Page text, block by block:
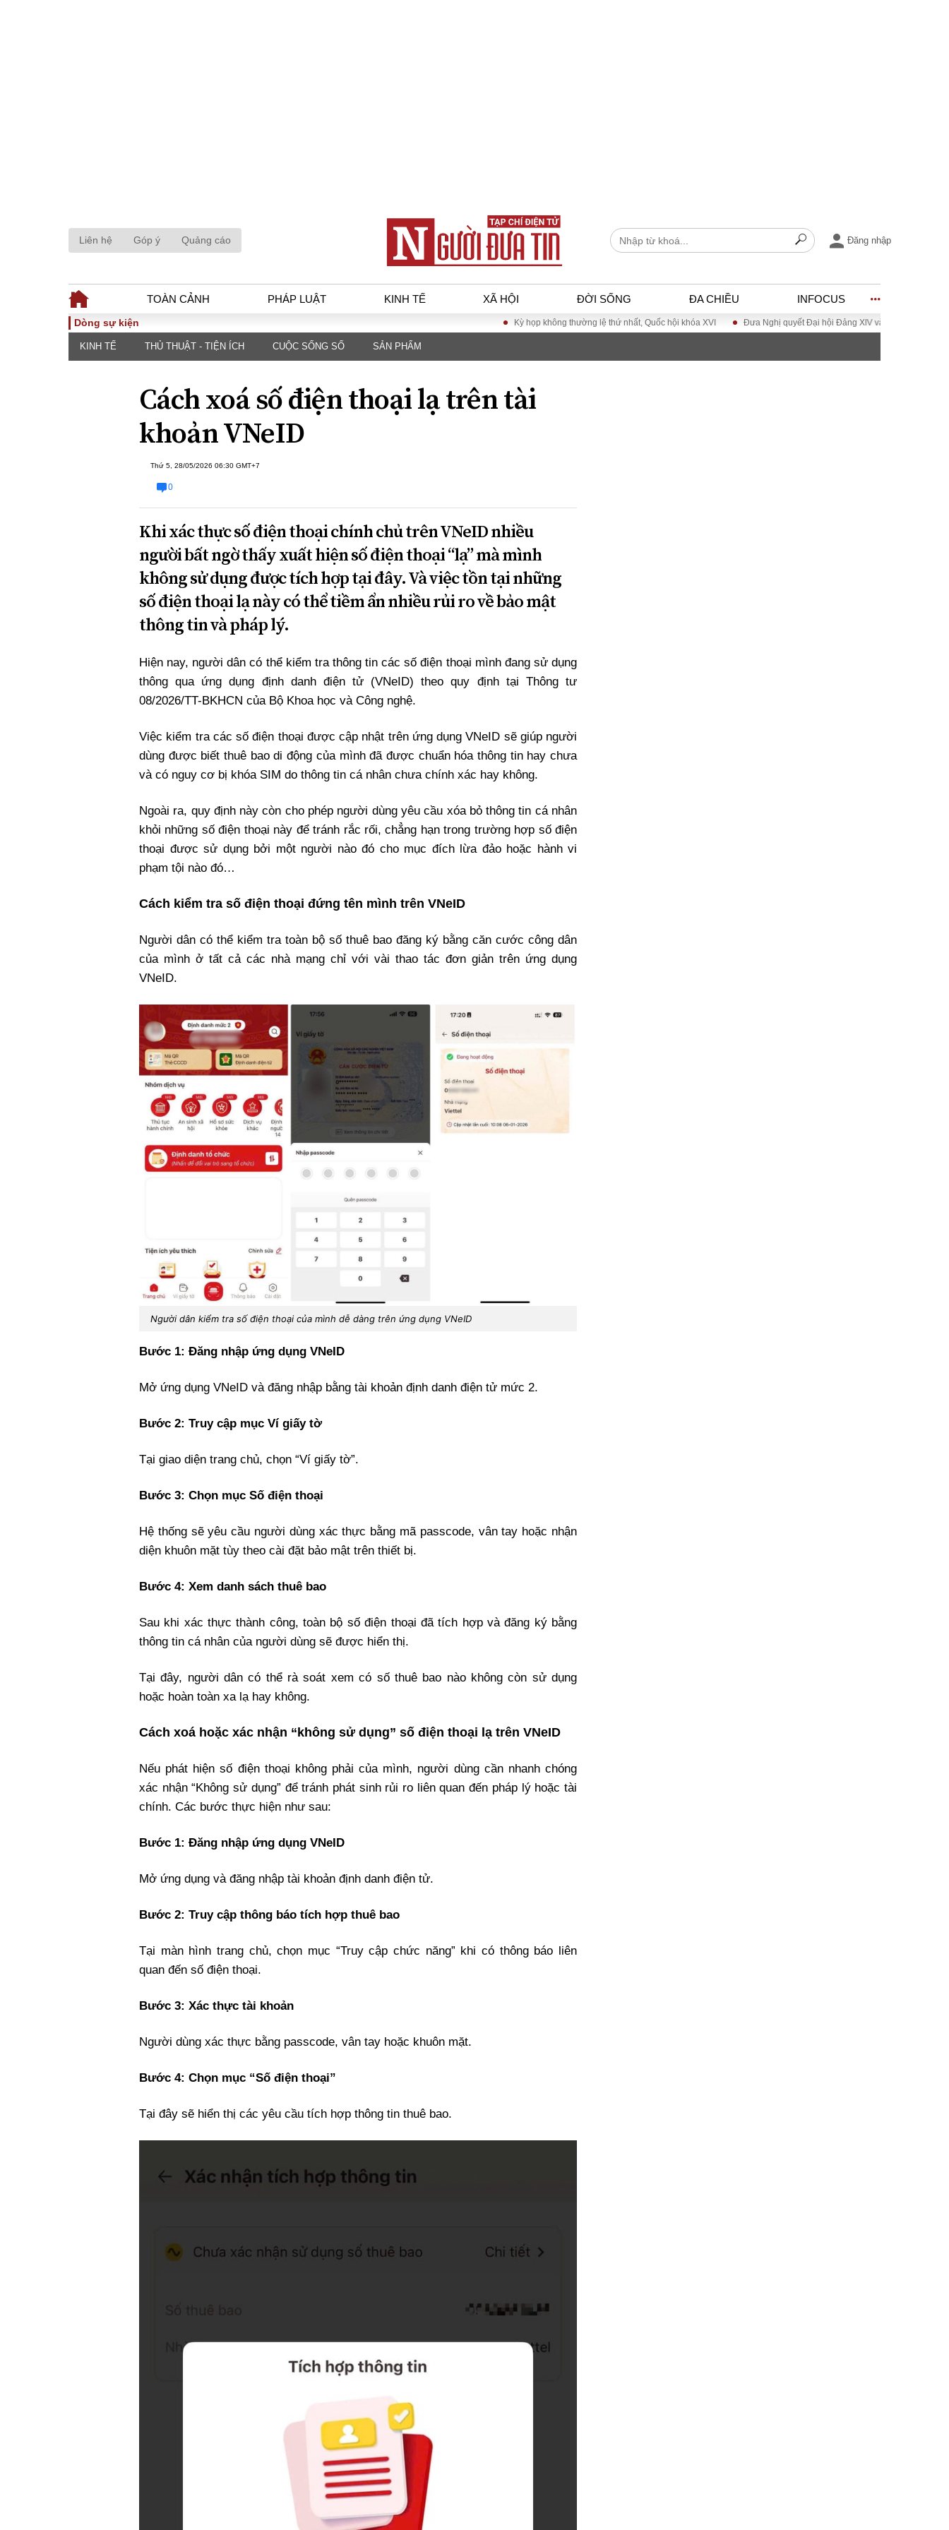
Liên hệ Góp ý Quảng cáo Đăng nhập
TOÀN CẢNH PHÁP LUẬT KINH TẾ XÃ HỘI ĐỜI SỐNG ĐA CHIỀU INFOCUS
TOÀN CẢNH
Chính sách
Đối thoại
PHÁP LUẬT
luật
Góc nhìn luật gia
Hồ sơ điều tra
Tài chính - Ngân
hàng
luận
Công nghệ
ĐA CHIỀU
Quan điểm
Bạn đọc viết
INFOCUS
Dòng sự kiện Kỳ họp không thường lệ thứ nhất, Quốc hội khóa XVI Đưa Nghị quyết Đại hội Đảng XIV vào cuộc sống
KINH TẾ THỦ THUẬT - TIỆN ÍCH CUỘC SỐNG SỐ SẢN PHẨM
Cách xoá số điện thoại lạ trên tài
khoản VNeID
Thứ 5, 28/05/2026 06:30 GMT+7
0
Khi xác thực số điện thoại chính chủ trên VNeID nhiều
người bất ngờ thấy xuất hiện số điện thoại “lạ” mà mình
không sử dụng được tích hợp tại đây. Và việc tồn tại những
số điện thoại lạ này có thể tiềm ẩn nhiều rủi ro về bảo mật
thông tin và pháp lý.
Hiện nay, người dân có thể kiểm tra thông tin các số điện thoại mình đang sử dụng
thông qua ứng dụng định danh điện tử (VNeID) theo quy định tại Thông tư
08/2026/TT-BKHCN của Bộ Khoa học và Công nghệ.
Việc kiểm tra các số điện thoại được cập nhật trên ứng dụng VNeID sẽ giúp người
dùng được biết thuê bao di động của mình đã được chuẩn hóa thông tin hay chưa
và có nguy cơ bị khóa SIM do thông tin cá nhân chưa chính xác hay không.
Ngoài ra, quy định này còn cho phép người dùng yêu cầu xóa bỏ thông tin cá nhân
khỏi những số điện thoại này để tránh rắc rối, chẳng hạn trong trường hợp số điện
thoại được sử dụng bởi một người nào đó cho mục đích lừa đảo hoặc hành vi
phạm tội nào đó…
Cách kiểm tra số điện thoại đứng tên mình trên VNeID
Người dân có thể kiểm tra toàn bộ số thuê bao đăng ký bằng căn cước công dân
của mình ở tất cả các nhà mạng chỉ với vài thao tác đơn giản trên ứng dụng
VNeID.
Người dân kiểm tra số điện thoại của mình dễ dàng trên ứng dụng VNeID
Bước 1: Đăng nhập ứng dụng VNeID
Mở ứng dụng VNeID và đăng nhập bằng tài khoản định danh điện tử mức 2.
Bước 2: Truy cập mục Ví giấy tờ
Tại giao diện trang chủ, chọn “Ví giấy tờ”.
Bước 3: Chọn mục Số điện thoại
Hệ thống sẽ yêu cầu người dùng xác thực bằng mã passcode, vân tay hoặc nhận
diện khuôn mặt tùy theo cài đặt bảo mật trên thiết bị.
Bước 4: Xem danh sách thuê bao
Sau khi xác thực thành công, toàn bộ số điện thoại đã tích hợp và đăng ký bằng
thông tin cá nhân của người dùng sẽ được hiển thị.
Tại đây, người dân có thể rà soát xem có số thuê bao nào không còn sử dụng
hoặc hoàn toàn xa lạ hay không.
Cách xoá hoặc xác nhận “không sử dụng” số điện thoại lạ trên VNeID
Nếu phát hiện số điện thoại không phải của mình, người dùng cần nhanh chóng
xác nhận “Không sử dụng” để tránh phát sinh rủi ro liên quan đến pháp lý hoặc tài
chính. Các bước thực hiện như sau:
Bước 1: Đăng nhập ứng dụng VNeID
Mở ứng dụng và đăng nhập tài khoản định danh điện tử.
Bước 2: Truy cập thông báo tích hợp thuê bao
Tại màn hình trang chủ, chọn mục “Truy cập chức năng” khi có thông báo liên
quan đến số điện thoại.
Bước 3: Xác thực tài khoản
Người dùng xác thực bằng passcode, vân tay hoặc khuôn mặt.
Bước 4: Chọn mục “Số điện thoại”
Tại đây sẽ hiển thị các yêu cầu tích hợp thông tin thuê bao.